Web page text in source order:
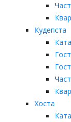
Кудепста
Хоста